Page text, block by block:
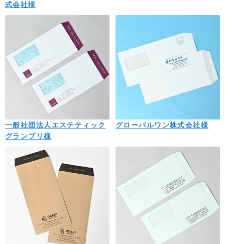
式会社様
一般社団法人エステティック
グランプリ様
グローバルワン株式会社様